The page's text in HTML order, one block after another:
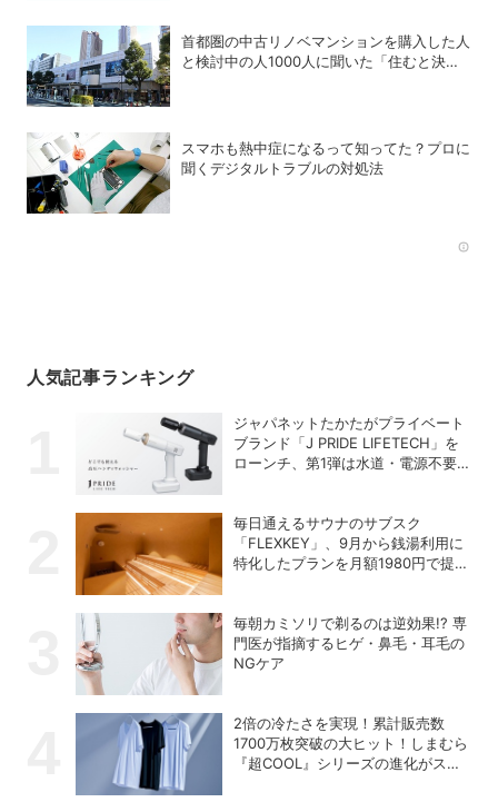
首都圏の中古リノベマンションを購入した人
と検討中の人1000人に聞いた「住むと決め
スマホも熱中症になるって知ってた？プロに
聞くデジタルトラブルの対処法
人気記事ランキング
ジャパネットたかたがプライベート
ブランド「J PRIDE LIFETECH」を
ローンチ、第1弾は水道・電源不要
毎日通えるサウナのサブスク
「FLEXKEY」、9月から銭湯利用に
特化したプランを月額1980円で提供
毎朝カミソリで剃るのは逆効果!? 専
門医が指摘するヒゲ・鼻毛・耳毛の
NGケア
2倍の冷たさを実現！累計販売数
1700万枚突破の大ヒット！しまむら
『超COOL』シリーズの進化がスゴ